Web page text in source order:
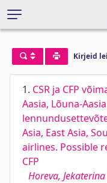
Kirjeid
1. CSR ja CFP
Aasia, Lõuna-
Asia, East Asia,
airlines. Possible
CFP
Horeva, Jekaterina